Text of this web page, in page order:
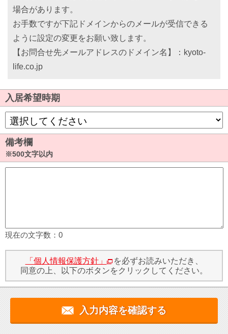
場合があります。
お手数ですが下記ドメインからのメールが受信できる
ように設定の変更をお願い致します。
【お問合せ先メールアドレスのドメイン名】：kyoto-
life.co.jp
入居希望時期
備考欄
※500文字以内
現在の文字数： 0
「個人情報保護方針」
を必ずお読みいただき、
同意の上、以下のボタンをクリックしてください。
入力内容を確認する